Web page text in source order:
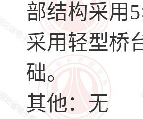
部结构采用
采用轻型桥
础。
其他：无